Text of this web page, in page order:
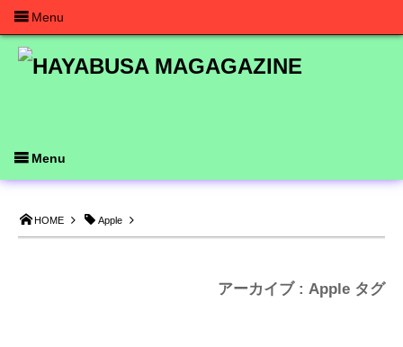
HOME Apple
アーカイブ : Apple タグ
Menu
Menu